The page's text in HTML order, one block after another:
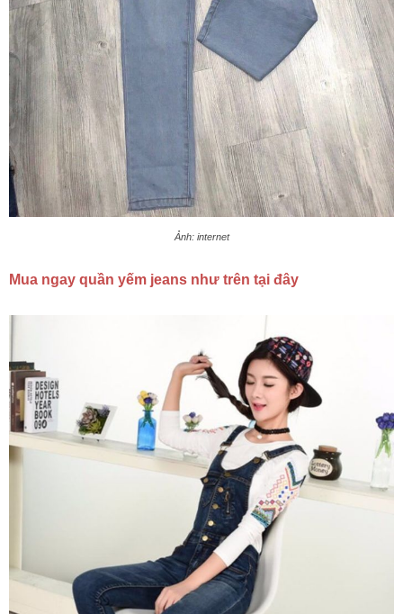
Ảnh: internet
Mua ngay quần yếm jeans như trên tại đây